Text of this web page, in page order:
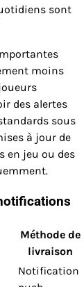
sont
moins
des alertes
sous
à jour de
en jeu ou des
Méthode de
livraison
Notification